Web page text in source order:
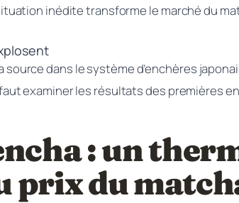
inédite transforme le marché du
source dans le système d’enchères
examiner les résultats des premières
: un
prix du